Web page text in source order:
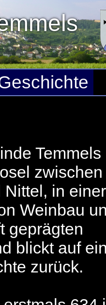
Temmels
zwischen
in einer
Weinbau
geprägten
blickt auf
zurück.